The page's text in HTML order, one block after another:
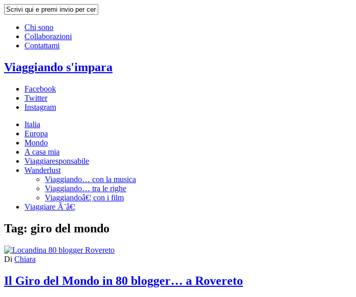
Chi sono
Collaborazioni
Contattami
Viaggiando s'impara
Facebook
Twitter
Instagram
Italia
Europa
Mondo
A casa mia
Viaggiaresponsabile
Wanderlust
Viaggiando… con la musica
Viaggiando… tra le righe
Viaggiandoâ€¦ con i film
Viaggiare Ã¨â€¦
Tag: giro del mondo
Di Chiara
Il Giro del Mondo in 80 blogger… a Rovereto